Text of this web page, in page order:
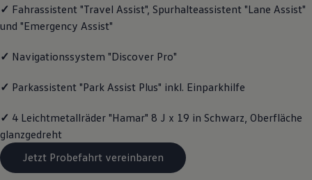
Lifestyle
Transport
Familie
Volkswagen R
Volkswagen Kundenbetreuung
✓ Fahrassistent "Travel Assist", Spurhalteassistent "Lane Assist"
und "Emergency Assist"
✓ Navigationssystem "Discover Pro"
✓ Parkassistent "Park Assist Plus" inkl. Einparkhilfe
✓ 4 Leichtmetallräder "Hamar" 8 J x 19 in Schwarz, Oberfläche
glanzgedreht
Jetzt Probefahrt vereinbaren